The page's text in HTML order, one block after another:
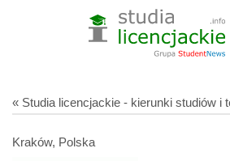
« Studia licencjackie - kierunki studiów i
Kraków, Polska